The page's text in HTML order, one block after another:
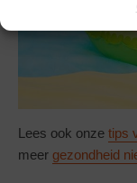
Lees ook onze tips
meer gezondheid